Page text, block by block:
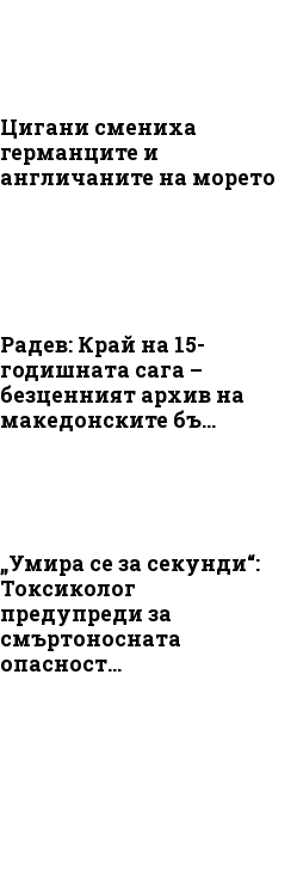
Цигани смениха
германците и
англичаните на морето
Радев: Край на 15-
годишната сага –
безценният архив на
македонските бъ...
„Умира се за секунди“:
Токсиколог
предупреди за
смъртоносната
опасност...